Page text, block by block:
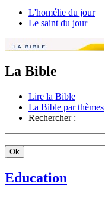
L'homélie du jour
Le saint du jour
La Bible
Lire la Bible
La Bible par thèmes
Rechercher :
Education